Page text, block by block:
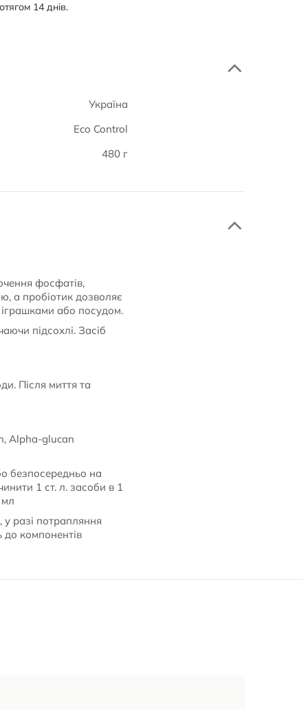
14 днів.
Україна
Eco Control
480 г
фосфатів,
а пробіотик дозволяє
або посудом.
підсохлі. Засіб
Після миття та
Alpha-glucan
безпосередньо на
1 ст. л. засоби в 1
у разі потрапляння
до компонентів